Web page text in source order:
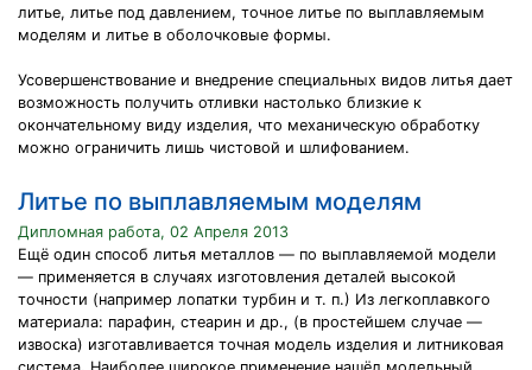
литье, литье под давлением, точное литье по выплавляемым
моделям и литье в оболочковые формы.
Усовершенствование и внедрение специальных видов литья дает
возможность получить отливки настолько близкие к
окончательному виду изделия, что механическую обработку
можно ограничить лишь чистовой и шлифованием.
Литье по выплавляемым моделям
Дипломная работа, 02 Апреля 2013
Ещё один способ литья металлов — по выплавляемой модели
— применяется в случаях изготовления деталей высокой
точности (например лопатки турбин и т. п.) Из легкоплавкого
материала: парафин, стеарин и др., (в простейшем случае —
извоска) изготавливается точная модель изделия и литниковая